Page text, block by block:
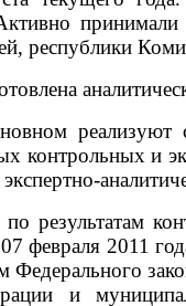
принимали
республики
контрольных и
результатам
февраля 2011
Федерального
и